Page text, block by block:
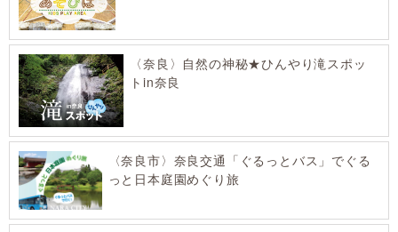
〈奈良〉自然の神秘★ひんやり滝スポッ
トin奈良
〈奈良市〉奈良交通「ぐるっとバス」でぐる
っと日本庭園めぐり旅